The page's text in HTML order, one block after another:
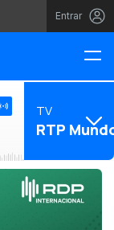
Entrar
TV
RTP